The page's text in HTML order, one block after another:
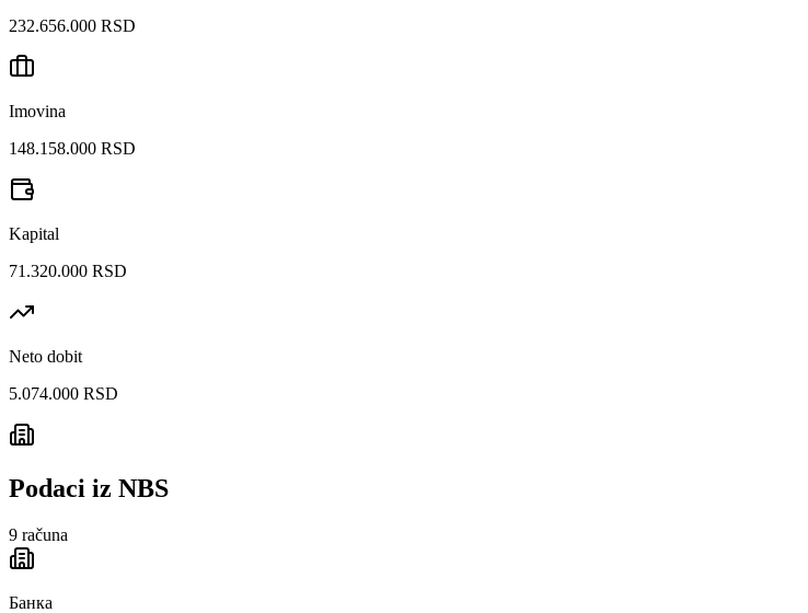
232.656.000 RSD
Imovina
148.158.000 RSD
Kapital
71.320.000 RSD
Neto dobit
5.074.000 RSD
Podaci iz NBS
9 računa
Банка